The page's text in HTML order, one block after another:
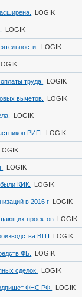
LOGIK
LOGIK
LOGIK
труда. LOGIK
вычетов. LOGIK
LOGIK
РИП. LOGIK
LOGIK
LOGIK
КИК. LOGIK
в 2016 г LOGIK
проектов LOGIK
ВТП LOGIK
ФБ. LOGIK
сделок. LOGIK
ФНС РФ. LOGIK